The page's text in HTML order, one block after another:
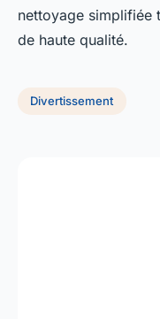
nettoyage simplifiée
de haute qualité.
Divertissement